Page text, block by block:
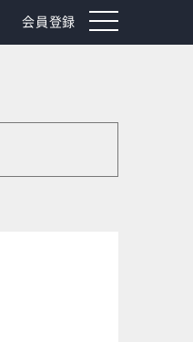
会員登録
toggle